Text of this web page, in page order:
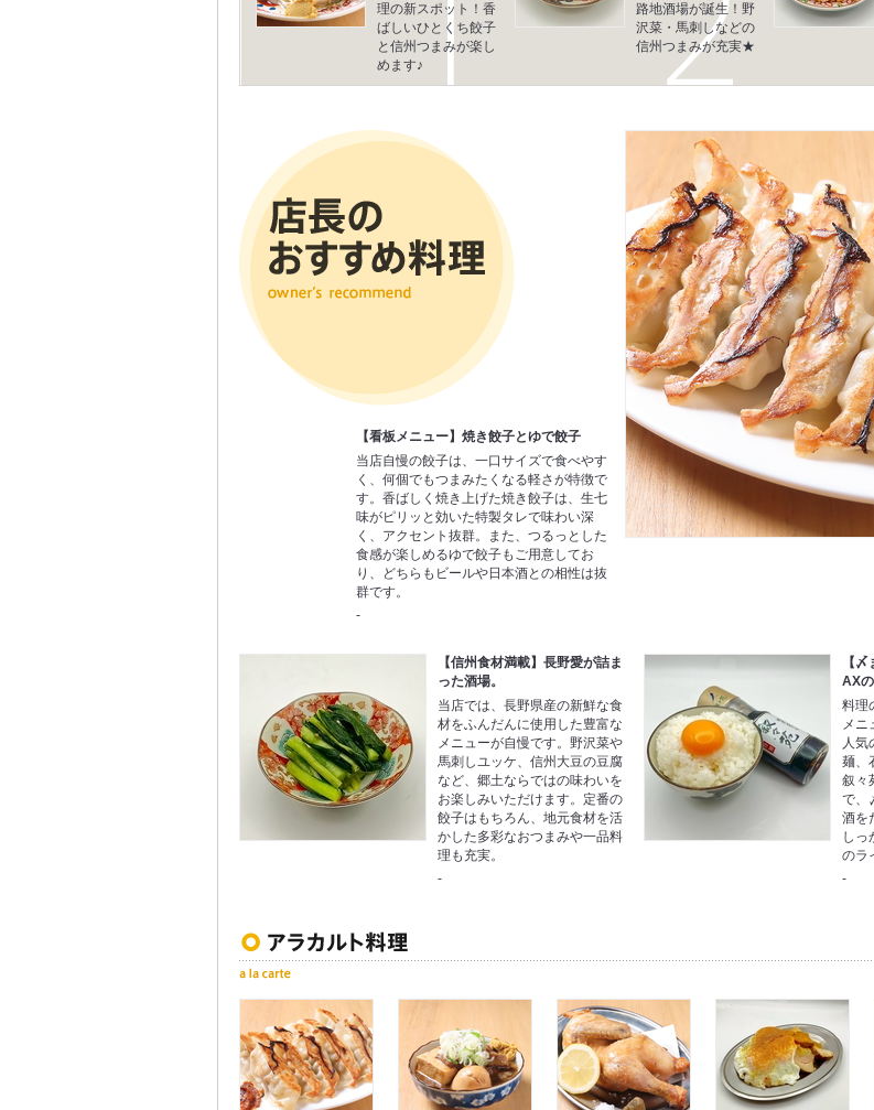
理の新スポット！香
ばしいひとくち餃子
と信州つまみが楽し
めます♪
路地酒場が誕生！野
沢菜・馬刺しなどの
信州つまみが充実★
【看板メニュー】焼き餃子とゆで餃子
当店自慢の餃子は、一口サイズで食べやす
く、何個でもつまみたくなる軽さが特徴で
す。香ばしく焼き上げた焼き餃子は、生七
味がピリッと効いた特製タレで味わい深
く、アクセント抜群。また、つるっとした
食感が楽しめるゆで餃子もご用意してお
り、どちらもビールや日本酒との相性は抜
群です。
-
【信州食材満載】長野愛が詰ま
った酒場。
当店では、長野県産の新鮮な食
材をふんだんに使用した豊富な
メニューが自慢です。野沢菜や
馬刺しユッケ、信州大豆の豆腐
など、郷土ならではの味わいを
お楽しみいただけます。定番の
餃子はもちろん、地元食材を活
かした多彩なおつまみや一品料
理も充実。
-
【
AX
料理
メニ
人気
麺、
叙々
で、
酒を
しっ
のラ
-